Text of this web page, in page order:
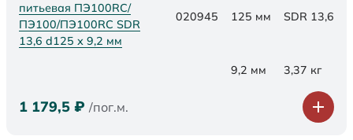
питьевая ПЭ100RC/
ПЭ100/ПЭ100RC SDR
13,6 d125 х 9,2 мм
020945 125 мм SDR 13,6
9,2 мм 3,37 кг
1 179,5 ₽ /пог.м.